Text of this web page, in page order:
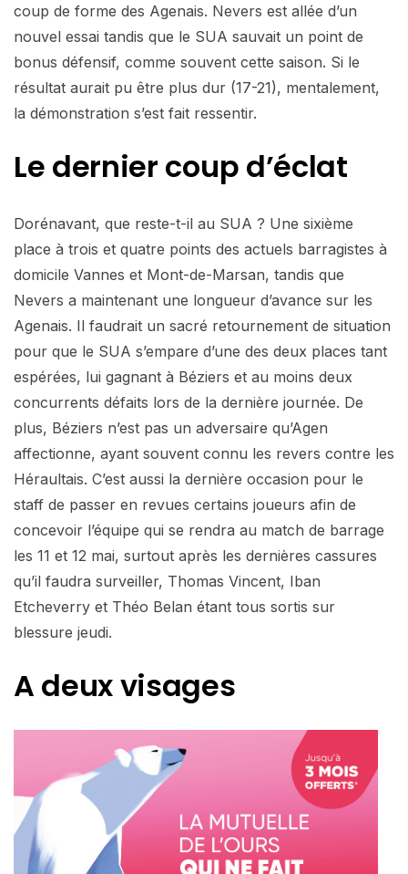
coup de forme des Agenais. Nevers est allée d’un
nouvel essai tandis que le SUA sauvait un point de
bonus défensif, comme souvent cette saison. Si le
résultat aurait pu être plus dur (17-21), mentalement,
la démonstration s’est fait ressentir.
Le dernier coup d’éclat
Dorénavant, que reste-t-il au SUA ? Une sixième
place à trois et quatre points des actuels barragistes à
domicile Vannes et Mont-de-Marsan, tandis que
Nevers a maintenant une longueur d’avance sur les
Agenais. Il faudrait un sacré retournement de situation
pour que le SUA s’empare d’une des deux places tant
espérées, lui gagnant à Béziers et au moins deux
concurrents défaits lors de la dernière journée. De
plus, Béziers n’est pas un adversaire qu’Agen
affectionne, ayant souvent connu les revers contre les
Héraultais. C’est aussi la dernière occasion pour le
staff de passer en revues certains joueurs afin de
concevoir l’équipe qui se rendra au match de barrage
les 11 et 12 mai, surtout après les dernières cassures
qu’il faudra surveiller, Thomas Vincent, Iban
Etcheverry et Théo Belan étant tous sortis sur
blessure jeudi.
A deux visages